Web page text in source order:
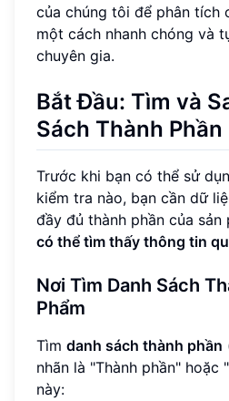
của chúng tôi để phân tích
một cách nhanh chóng và
chuyên gia.
Bắt Đầu: Tìm và
Sách Thành Phần
Trước khi bạn có thể sử
kiểm tra nào, bạn cần dữ
đầy đủ thành phần của sản
có thể tìm thấy thông tin
Nơi Tìm Danh Sách
Phẩm
Tìm danh sách thành phần
nhãn là "Thành phần" hoặc
này: